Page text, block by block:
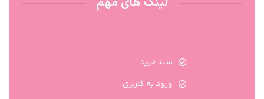
سبد خرید
ورود به کاربری